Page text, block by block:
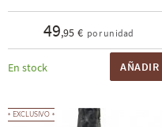
49,95 € por unidad
En stock AÑADIR
EXCLUSIVO